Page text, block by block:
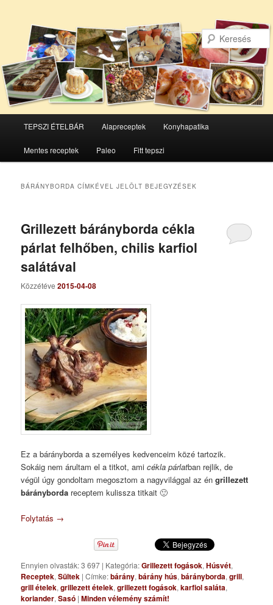
Tovább
az
elsődleges
Tovább
a
másodlagos
TEPSZI ÉTELBÁR Alapreceptek Konyhapatika
Mentes receptek Paleo Fitt tepszi
BÁRÁNYBORDA CÍMKÉVEL JELÖLT BEJEGYZÉSEK
Grillezett bárányborda cékla
párlat felhőben, chilis karfiol
salátával
Közzétéve2015-04-08
Ez a bárányborda a személyes kedvenceim közé tartozik.
Sokáig nem árultam el a titkot, amicékla párlatban rejlik, de
végül úgy gondoltam megosztom a nagyvilággal az éngrillezett
bárányborda receptem kulissza titkait 🙂
Folytatás →
Ennyien olvasták: 3 697 | Kategória:Grillezett fogások,Húsvét,
Receptek,Sültek |Címke:bárány,bárány hús,bárányborda,grill,
grill ételek,grillezett ételek,grillezett fogások,karfiol saláta,
koriander,Sasó |Minden vélemény számít!